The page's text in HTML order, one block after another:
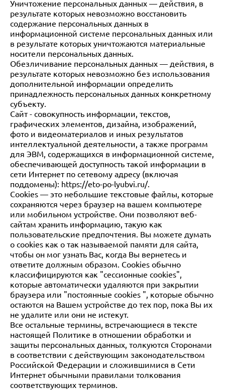
Уничтожение персональных данных — действия, в
результате которых невозможно восстановить
содержание персональных данных в
информационной системе персональных данных или
в результате которых уничтожаются материальные
носители персональных данных.
Обезличивание персональных данных — действия, в
результате которых невозможно без использования
дополнительной информации определить
принадлежность персональных данных конкретному
субъекту.
Сайт - совокупность информации, текстов,
графических элементов, дизайна, изображений,
фото и видеоматериалов и иных результатов
интеллектуальной деятельности, а также программ
для ЭВМ, содержащихся в информационной системе,
обеспечивающей доступность такой информации в
сети Интернет по сетевому адресу (включая
поддомены): https://eto-po-lyubvi.ru/.
Cookies — это небольшие текстовые файлы, которые
сохраняются через браузер на вашем компьютере
или мобильном устройстве. Они позволяют веб-
сайтам хранить информацию, такую как
пользовательские предпочтения. Вы можете думать
о cookies как о так называемой памяти для сайта,
чтобы он мог узнать Вас, когда Вы вернетесь и
ответите должным образом. Cookies обычно
классифицируются как "сессионные cookies",
которые автоматически удаляются при закрытии
браузера или "постоянные cookies ", которые обычно
остаются на Вашем устройстве до тех пор, пока Вы их
не удалите или они не истекут.
Все остальные термины, встречающиеся в тексте
настоящей Политике в отношении обработки и
защиты персональных данных, толкуются Сторонами
в соответствии с действующим законодательством
Российской Федерации и сложившимися в Сети
Интернет обычными правилами толкования
соответствующих терминов.